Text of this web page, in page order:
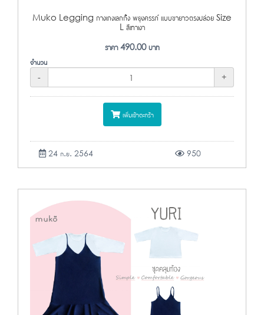
Muko Legging กางเกงเลกกิ้ง พยุงครรภ์ แบบขายาวตรงปล่อย Size
L สีเทาเงา
ราคา490.00บาท
จำนวน
-
+
เพิ่มเข้าตะกร้า
24 ก.ย. 2564 950